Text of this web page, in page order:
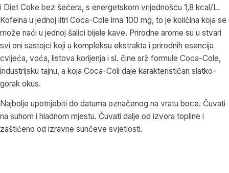
i Diet Coke bez šećera, s energetskom vrijednošću 1,8 kcal/L.
Kofeina u jednoj litri Coca-Cole ima 100 mg, to je količina koja se
može naći u jednoj šalici bijele kave. Prirodne arome su u stvari
svi oni sastojci koji u kompleksu ekstrakta i prirodnih esencija
cvijeća, voća, listova korijenja i sl. čine srž formule Coca-Cole,
industrijsku tajnu, a koja Coca-Coli daje karakterističan slatko-
gorak okus.
Najbolje upotrijebiti do datuma označenog na vratu boce. Čuvati
na suhom i hladnom mjestu. Čuvati dalje od izvora topline i
zaštićeno od izravne sunčeve svjetlosti.